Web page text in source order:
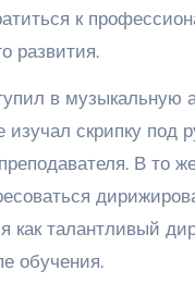
к
развития.
в музыкальную
изучал скрипку под
В то
как талантливый
обучения.